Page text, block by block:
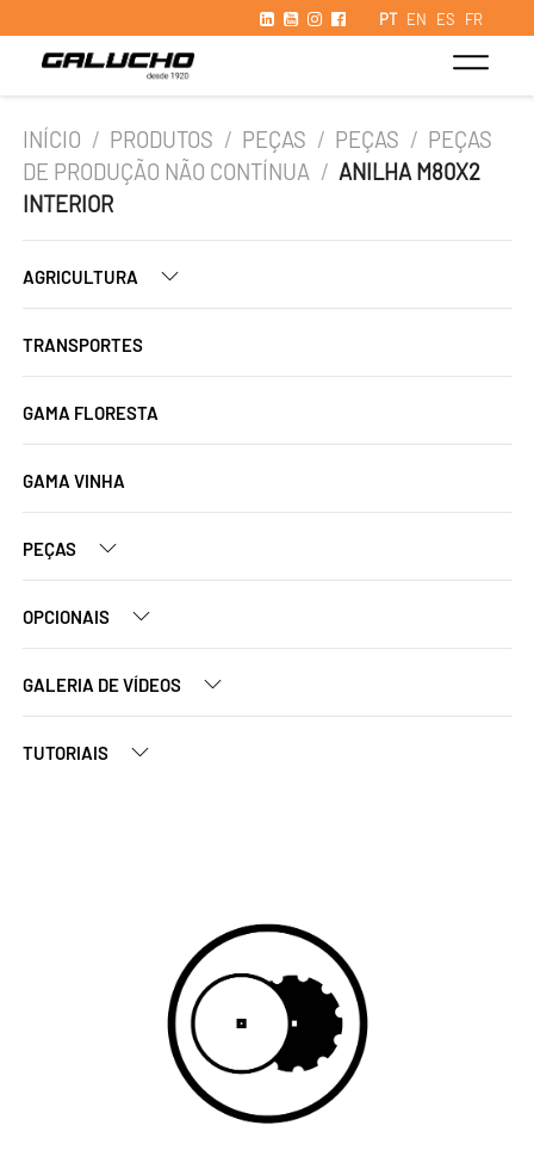
PT EN ES FR
INÍCIO / PRODUTOS / PEÇAS / PEÇAS / PEÇAS
DE PRODUÇÃO NÃO CONTÍNUA / ANILHA M80X2
INTERIOR
AGRICULTURA
TRANSPORTES
GAMA FLORESTA
GAMA VINHA
PEÇAS
OPCIONAIS
GALERIA DE VÍDEOS
TUTORIAIS